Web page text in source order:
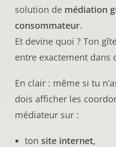
solution de médiation
consommateur.
Et devine quoi ? Ton
entre exactement dans
En clair : même si tu
dois afficher les
médiateur sur :
ton site internet,